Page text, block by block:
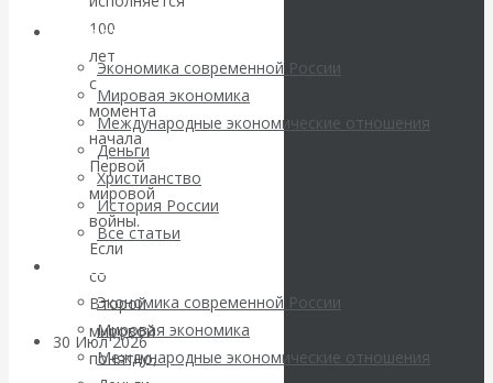
Архив статей
Экономика современной России
Мировая экономика
Международные экономические отношения
Деньги
Христианство
История России
Все статьи
Экономика современной России
Мировая экономика
Международные экономические отношения
погоду на
финансовых
рынках?
Минфины хотят
быть главнее
Центробанков?
30 Июл 2026Цифровая
экономика
100
лет
с
момента
начала
Первой
мировой
войны.
Если
со
Второй
мировой
понятно,